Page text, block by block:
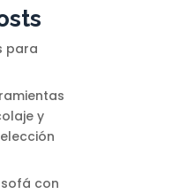
para
y
con